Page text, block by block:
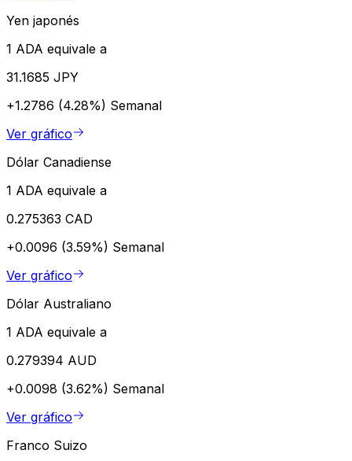
Yen japonés
1 ADA equivale a
31.1685 JPY
+1.2786 (4.28%) Semanal
Ver gráfico
Dólar Canadiense
1 ADA equivale a
0.275363 CAD
+0.0096 (3.59%) Semanal
Ver gráfico
Dólar Australiano
1 ADA equivale a
0.279394 AUD
+0.0098 (3.62%) Semanal
Ver gráfico
Franco Suizo